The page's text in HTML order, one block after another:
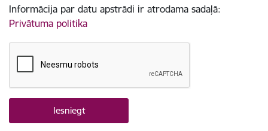
Informācija par datu apstrādi ir atrodama sadaļā:
Privātuma politika